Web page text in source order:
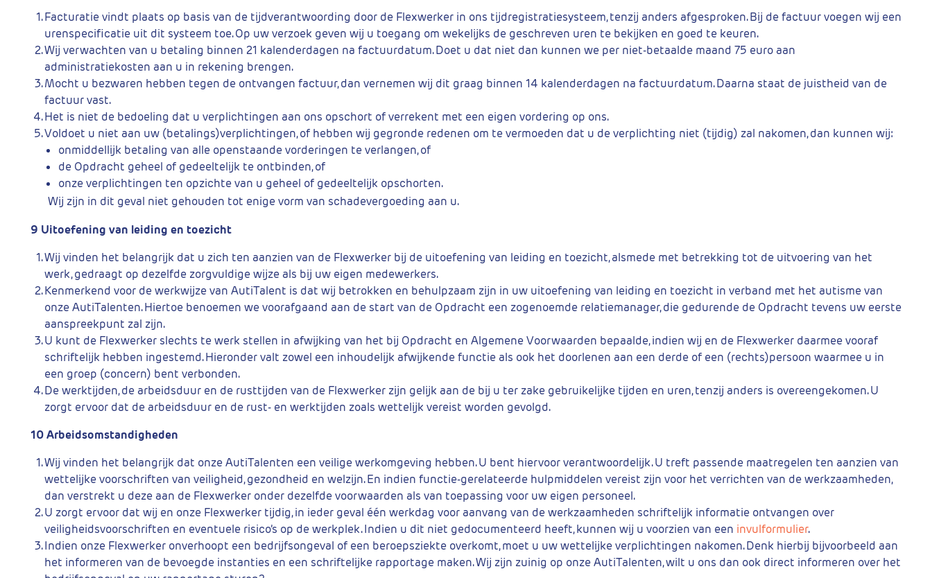
Facturatie vindt plaats op basis van de tijdverantwoording door de Flexwerker in ons tijdregistratiesysteem, tenzij anders afgesproken. Bij de factuur voegen wij een
urenspecificatie uit dit systeem toe. Op uw verzoek geven wij u toegang om wekelijks de geschreven uren te bekijken en goed te keuren.
Wij verwachten van u betaling binnen 21 kalenderdagen na factuurdatum. Doet u dat niet dan kunnen we per niet-betaalde maand 75 euro aan
administratiekosten aan u in rekening brengen.
Mocht u bezwaren hebben tegen de ontvangen factuur, dan vernemen wij dit graag binnen 14 kalenderdagen na factuurdatum. Daarna staat de juistheid van de
factuur vast.
Het is niet de bedoeling dat u verplichtingen aan ons opschort of verrekent met een eigen vordering op ons.
Voldoet u niet aan uw (betalings)verplichtingen, of hebben wij gegronde redenen om te vermoeden dat u de verplichting niet (tijdig) zal nakomen, dan kunnen wij:
onmiddellijk betaling van alle openstaande vorderingen te verlangen, of
de Opdracht geheel of gedeeltelijk te ontbinden, of
onze verplichtingen ten opzichte van u geheel of gedeeltelijk opschorten.
Wij zijn in dit geval niet gehouden tot enige vorm van schadevergoeding aan u.
9 Uitoefening van leiding en toezicht
Wij vinden het belangrijk dat u zich ten aanzien van de Flexwerker bij de uitoefening van leiding en toezicht, alsmede met betrekking tot de uitvoering van het
werk, gedraagt op dezelfde zorgvuldige wijze als bij uw eigen medewerkers.
Kenmerkend voor de werkwijze van AutiTalent is dat wij betrokken en behulpzaam zijn in uw uitoefening van leiding en toezicht in verband met het autisme van
onze AutiTalenten. Hiertoe benoemen we voorafgaand aan de start van de Opdracht een zogenoemde relatiemanager, die gedurende de Opdracht tevens uw eerste
aanspreekpunt zal zijn.
U kunt de Flexwerker slechts te werk stellen in afwijking van het bij Opdracht en Algemene Voorwaarden bepaalde, indien wij en de Flexwerker daarmee vooraf
schriftelijk hebben ingestemd. Hieronder valt zowel een inhoudelijk afwijkende functie als ook het doorlenen aan een derde of een (rechts)persoon waarmee u in
een groep (concern) bent verbonden.
De werktijden, de arbeidsduur en de rusttijden van de Flexwerker zijn gelijk aan de bij u ter zake gebruikelijke tijden en uren, tenzij anders is overeengekomen. U
zorgt ervoor dat de arbeidsduur en de rust- en werktijden zoals wettelijk vereist worden gevolgd.
10 Arbeidsomstandigheden
Wij vinden het belangrijk dat onze AutiTalenten een veilige werkomgeving hebben. U bent hiervoor verantwoordelijk. U treft passende maatregelen ten aanzien van
wettelijke voorschriften van veiligheid, gezondheid en welzijn. En indien functie-gerelateerde hulpmiddelen vereist zijn voor het verrichten van de werkzaamheden,
dan verstrekt u deze aan de Flexwerker onder dezelfde voorwaarden als van toepassing voor uw eigen personeel.
U zorgt ervoor dat wij en onze Flexwerker tijdig, in ieder geval één werkdag voor aanvang van de werkzaamheden schriftelijk informatie ontvangen over
veiligheidsvoorschriften en eventuele risico’s op de werkplek. Indien u dit niet gedocumenteerd heeft, kunnen wij u voorzien van een invulformulier.
Indien onze Flexwerker onverhoopt een bedrijfsongeval of een beroepsziekte overkomt, moet u uw wettelijke verplichtingen nakomen. Denk hierbij bijvoorbeeld aan
het informeren van de bevoegde instanties en een schriftelijke rapportage maken. Wij zijn zuinig op onze AutiTalenten, wilt u ons dan ook direct informeren over het